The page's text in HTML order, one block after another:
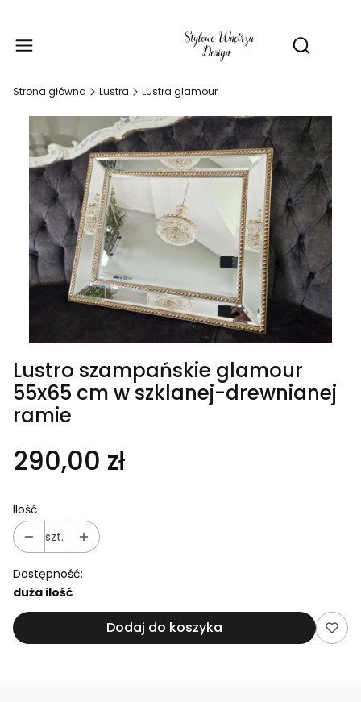
Otwórz
Strona główna Lustra Lustra glamour
Lustro szampańskie glamour
55x65 cm w szklanej-drewnianej
ramie
Cena
290,00 zł
Ilość
szt.
Dostępność:
duża ilość
Dodaj do koszyka